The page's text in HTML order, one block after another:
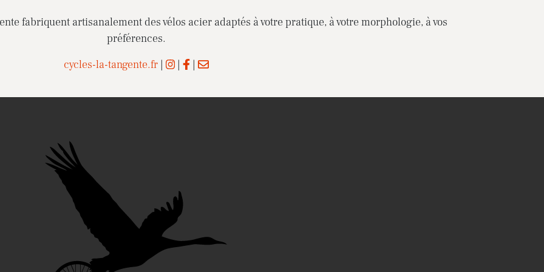
fabriquent artisanalement des vélos acier adaptés à votre pratique, à votre morphologie, à vos
préférences.
cycles-la-tangente.fr| | |